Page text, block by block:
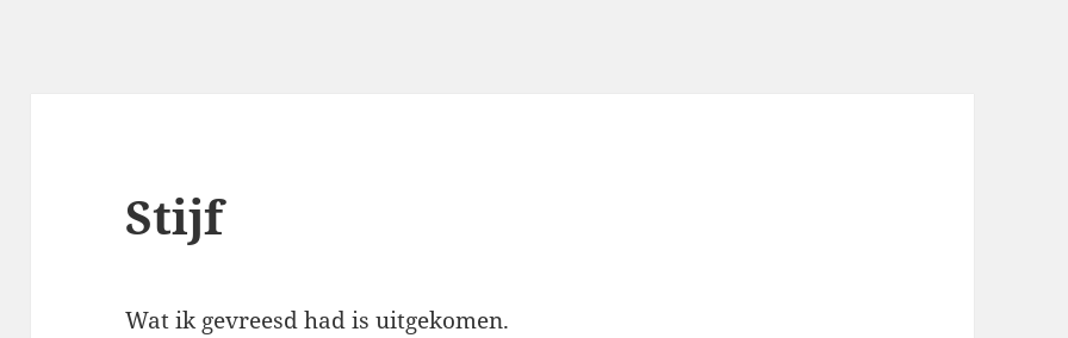
Stijf
Wat ik gevreesd had is uitgekomen.